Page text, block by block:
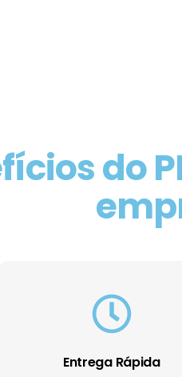
do
Entrega Rápida